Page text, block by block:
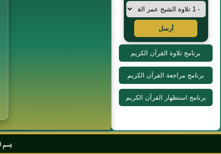
أرسل
برنامج تلاوة القرآن الكريم
برنامج مراجعة القرآن الكريم
برنامج استظهار القرآن الكريم
بسم الله الرحمن